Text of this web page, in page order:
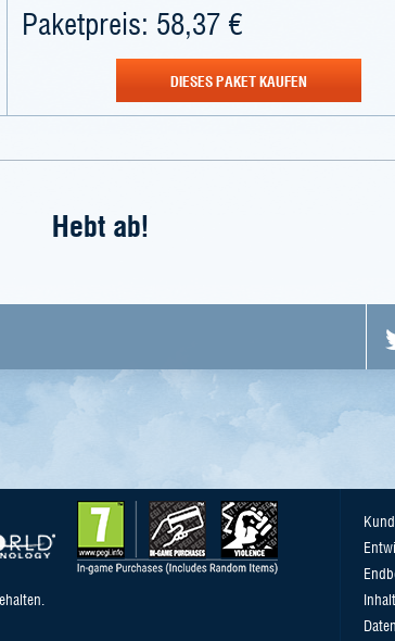
Paketpreis: 58,37 €
DIESES PAKET KAUFEN
Hebt ab!